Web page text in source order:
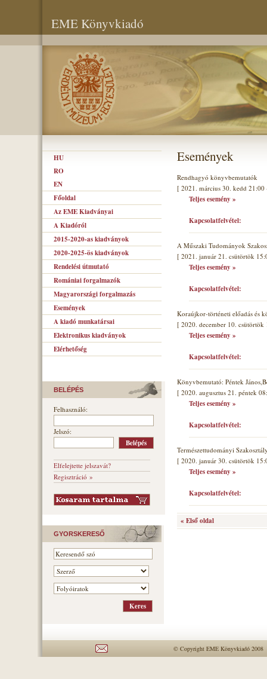
EME Könyvkiadó
HU
RO
EN
Főoldal
Az EME Kiadványai
A Kiadóról
2015-2020-as kiadványok
2020-2025-ös kiadványok
Rendelési útmutató
Romániai forgalmazók
Magyarországi forgalmazás
Események
A kiadó munkatársai
Elektronikus kiadványok
Elérhetőség
BELÉPÉS
Felhasználó:
Jelszó:
Elfelejtette jelszavát?
Regisztráció »
GYORSKERESŐ
Események
Rendhagyó könyvbemutatók
[ 2021. március 30. kedd
Teljes esemény »
Kapcsolatfelvétel:
A Műszaki Tudományok
[ 2021. január 21. csütörtök
Teljes esemény »
Kapcsolatfelvétel:
Koraújkor-történeti előadás és
[ 2020. december 10. csütörtök
Teljes esemény »
Kapcsolatfelvétel:
Könyvbemutató: Péntek
[ 2020. augusztus 21. péntek
Teljes esemény »
Kapcsolatfelvétel:
Természettudományi
[ 2020. január 30. csütörtök
Teljes esemény »
Kapcsolatfelvétel:
« Első oldal
© Copyright EME Könyvkiadó 2008